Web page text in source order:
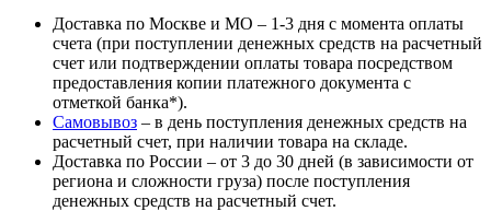
Доставка по Москве и МО – 1-3 дня с момента оплаты
счета (при поступлении денежных средств на расчетный
счет или подтверждении оплаты товара посредством
предоставления копии платежного документа с
отметкой банка*).
Самовывоз – в день поступления денежных средств на
расчетный счет, при наличии товара на складе.
Доставка по России – от 3 до 30 дней (в зависимости от
региона и сложности груза) после поступления
денежных средств на расчетный счет.